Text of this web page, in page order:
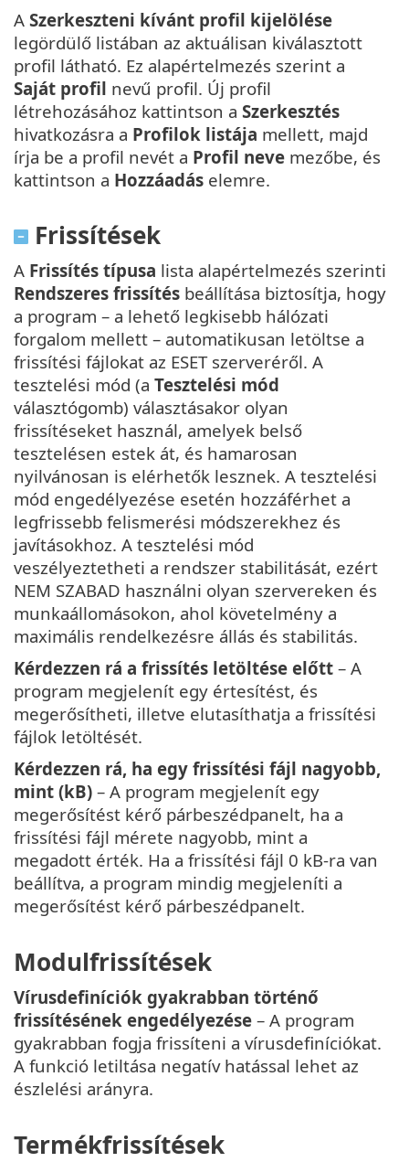
A Szerkeszteni kívánt profil kijelölése
legördülő listában az aktuálisan kiválasztott
profil látható. Ez alapértelmezés szerint a
Saját profil nevű profil. Új profil
létrehozásához kattintson a Szerkesztés
hivatkozásra a Profilok listája mellett, majd
írja be a profil nevét a Profil neve mezőbe, és
kattintson a Hozzáadás elemre.
Frissítések
A Frissítés típusa lista alapértelmezés szerinti
Rendszeres frissítés beállítása biztosítja, hogy
a program – a lehető legkisebb hálózati
forgalom mellett – automatikusan letöltse a
frissítési fájlokat az ESET szerveréről. A
tesztelési mód (a Tesztelési mód
választógomb) választásakor olyan
frissítéseket használ, amelyek belső
tesztelésen estek át, és hamarosan
nyilvánosan is elérhetők lesznek. A tesztelési
mód engedélyezése esetén hozzáférhet a
legfrissebb felismerési módszerekhez és
javításokhoz. A tesztelési mód
veszélyeztetheti a rendszer stabilitását, ezért
NEM SZABAD használni olyan szervereken és
munkaállomásokon, ahol követelmény a
maximális rendelkezésre állás és stabilitás.
Kérdezzen rá a frissítés letöltése előtt – A
program megjelenít egy értesítést, és
megerősítheti, illetve elutasíthatja a frissítési
fájlok letöltését.
Kérdezzen rá, ha egy frissítési fájl nagyobb,
mint (kB) – A program megjelenít egy
megerősítést kérő párbeszédpanelt, ha a
frissítési fájl mérete nagyobb, mint a
megadott érték. Ha a frissítési fájl 0 kB-ra van
beállítva, a program mindig megjeleníti a
megerősítést kérő párbeszédpanelt.
Modulfrissítések
Vírusdefiníciók gyakrabban történő
frissítésének engedélyezése – A program
gyakrabban fogja frissíteni a vírusdefiníciókat.
A funkció letiltása negatív hatással lehet az
észlelési arányra.
Termékfrissítések